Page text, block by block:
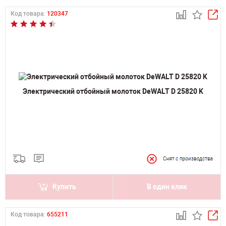
Код товара: 120347
Электрический отбойный молоток DeWALT D 25820 K
Купить В один клик
Код товара: 655211